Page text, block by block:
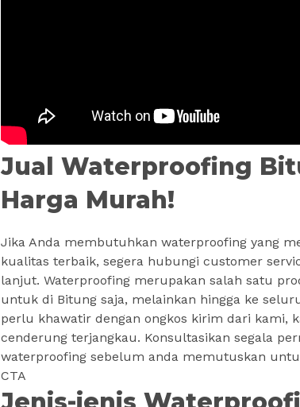
Jual Waterproofing
Harga Murah!
Jika Anda membutuhkan waterproofing yang
kualitas terbaik, segera hubungi customer
lanjut. Waterproofing merupakan salah satu
untuk di Bitung saja, melainkan hingga ke
perlu khawatir dengan ongkos kirim dari kami,
cenderung terjangkau. Konsultasikan segala
waterproofing sebelum anda memutuskan
CTA